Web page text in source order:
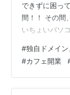
できずに困っ
間！！ その間
いちょいパソ
とまった時間
てみることが
で、パソコン
送信できない
#独自ドメイ
#カフェ開業